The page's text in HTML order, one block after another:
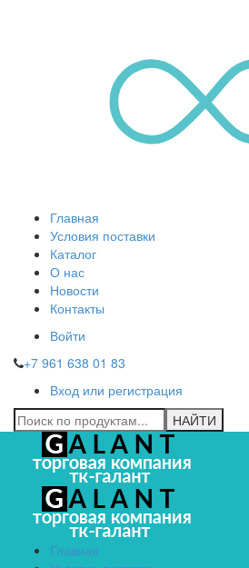
Главная
Условия поставки
Каталог
О нас
Новости
Контакты
Войти
+7 961 638 01 83
Вход или регистрация
Главная